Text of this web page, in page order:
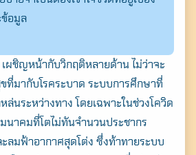
ข้อมูล
ผชิญหน้ากับวิกฤติหลายด้าน ไม่ว่าจะ
มากับโรคระบาด ระบบการศึกษาที่
นระหว่างทาง โดยเฉพาะในช่วงโควิด
นาคมที่โตไม่ทันจำนวนประชากร
ลมฟ้าอากาศสุดโต่ง ซึ่งท้าทายระบบ